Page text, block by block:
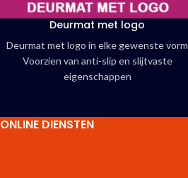
Deurmat met logo
Deurmat met logo in elke gewenste vorm
Voorzien van anti-slip en slijtvaste
eigenschappen
ONLINE DIENSTEN